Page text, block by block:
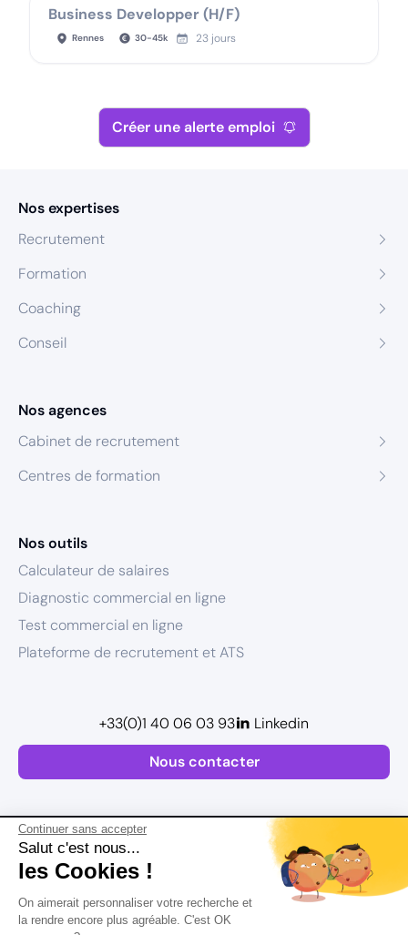
Continuer sans accepter
Salut c'est nous...
les Cookies !
On aimerait personnaliser votre recherche et
la rendre encore plus agréable. C'est OK
Business Developper (H/F)
Rennes 30-45k 23 jours
Créer une alerte emploi
Nos expertises
Recrutement
Formation
Coaching
Conseil
Nos agences
Cabinet de recrutement
Centres de formation
Nos outils
Calculateur de salaires
Diagnostic commercial en ligne
Test commercial en ligne
Plateforme de recrutement et ATS
Nous contacter
+33(0)1 40 06 03 93 Linkedin
Plan de site
Mentions légales